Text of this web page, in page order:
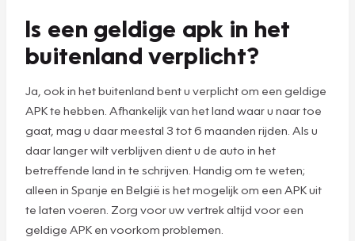
Is een geldige apk in het
buitenland verplicht?
Ja, ook in het buitenland bent u verplicht om een geldige
APK te hebben. Afhankelijk van het land waar u naar toe
gaat, mag u daar meestal 3 tot 6 maanden rijden. Als u
daar langer wilt verblijven dient u de auto in het
betreffende land in te schrijven. Handig om te weten;
alleen in Spanje en België is het mogelijk om een APK uit
te laten voeren. Zorg voor uw vertrek altijd voor een
geldige APK en voorkom problemen.